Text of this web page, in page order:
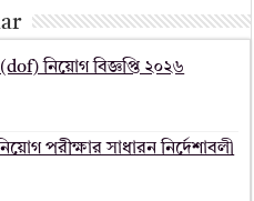
নিয়োগ বিজ্ঞপ্তি ২০২৬
পরীক্ষার সাধারন নির্দেশাবলী